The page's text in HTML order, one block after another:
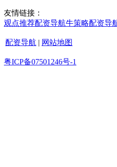
友情链接：
观点推荐配资导航牛策略配资导
配资导航 | 网站地图
粤ICP备07501246号-1